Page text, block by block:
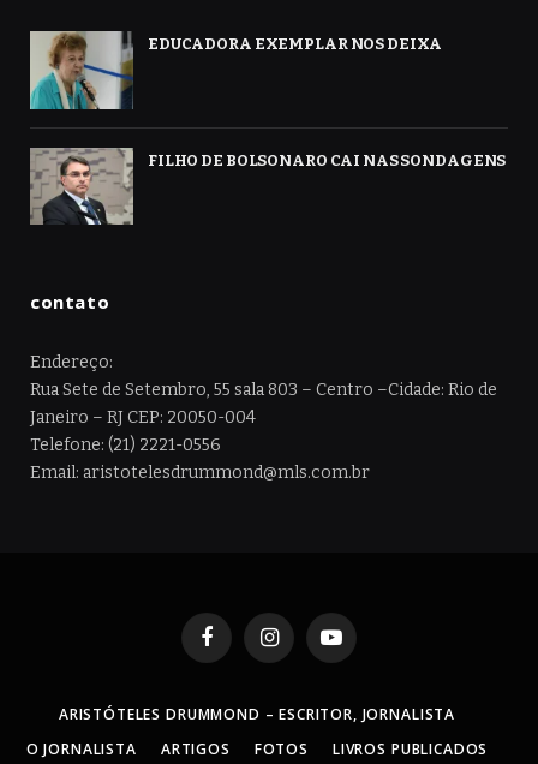
EDUCADORA EXEMPLAR NOS DEIXA
FILHO DE BOLSONARO CAI NAS SONDAGENS
contato
Endereço:
Rua Sete de Setembro, 55 sala 803 – Centro –Cidade: Rio de
Janeiro – RJ CEP: 20050-004
Telefone: (21) 2221-0556
Email: aristotelesdrummond@mls.com.br
FacebookInstagramYouTube
ARISTÓTELES DRUMMOND – ESCRITOR, JORNALISTA
O JORNALISTA
ARTIGOS FOTOS LIVROS PUBLICADOS